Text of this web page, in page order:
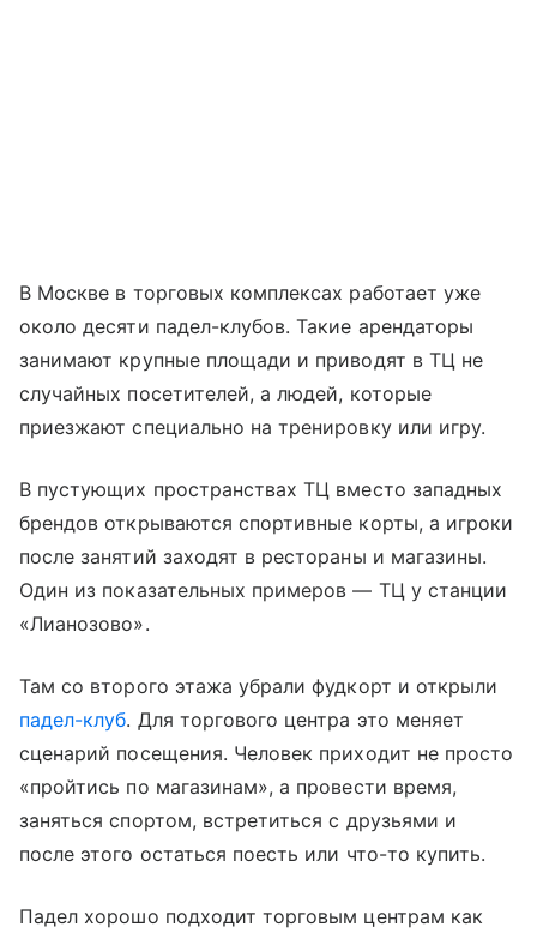
В Москве в торговых комплексах работает уже
около десяти падел-клубов. Такие арендаторы
занимают крупные площади и приводят в ТЦ не
случайных посетителей, а людей, которые
приезжают специально на тренировку или игру.
В пустующих пространствах ТЦ вместо западных
брендов открываются спортивные корты, а игроки
после занятий заходят в рестораны и магазины.
Один из показательных примеров — ТЦ у станции
«Лианозово».
Там со второго этажа убрали фудкорт и открыли
падел-клуб. Для торгового центра это меняет
сценарий посещения. Человек приходит не просто
«пройтись по магазинам», а провести время,
заняться спортом, встретиться с друзьями и
после этого остаться поесть или что-то купить.
Падел хорошо подходит торговым центрам как